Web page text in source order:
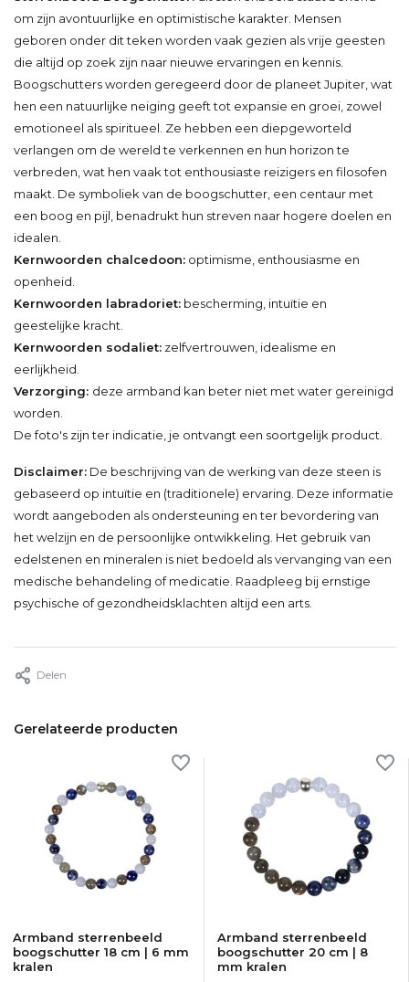
om zijn avontuurlijke en optimistische karakter. Mensen
geboren onder dit teken worden vaak gezien als vrije geesten
die altijd op zoek zijn naar nieuwe ervaringen en kennis.
Boogschutters worden geregeerd door de planeet Jupiter, wat
hen een natuurlijke neiging geeft tot expansie en groei, zowel
emotioneel als spiritueel. Ze hebben een diepgeworteld
verlangen om de wereld te verkennen en hun horizon te
verbreden, wat hen vaak tot enthousiaste reizigers en filosofen
maakt. De symboliek van de boogschutter, een centaur met
een boog en pijl, benadrukt hun streven naar hogere doelen en
idealen.
Kernwoorden chalcedoon: optimisme, enthousiasme en
openheid.
Kernwoorden labradoriet: bescherming, intuïtie en
geestelijke kracht.
Kernwoorden sodaliet: zelfvertrouwen, idealisme en
eerlijkheid.
Verzorging: deze armband kan beter niet met water gereinigd
worden.
De foto's zijn ter indicatie, je ontvangt een soortgelijk product.
Disclaimer: De beschrijving van de werking van deze steen is
gebaseerd op intuïtie en (traditionele) ervaring. Deze informatie
wordt aangeboden als ondersteuning en ter bevordering van
het welzijn en de persoonlijke ontwikkeling. Het gebruik van
edelstenen en mineralen is niet bedoeld als vervanging van een
medische behandeling of medicatie. Raadpleeg bij ernstige
psychische of gezondheidsklachten altijd een arts.
Delen
Gerelateerde producten
Armband sterrenbeeld
boogschutter 18 cm | 6 mm
kralen
Armband sterrenbeeld
boogschutter 20 cm | 8
mm kralen